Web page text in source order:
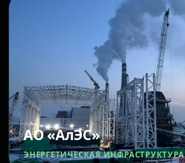
АО «АлЭС»
ЭНЕРГЕТИЧЕСКАЯ ИНФРАСТРУКТУРА